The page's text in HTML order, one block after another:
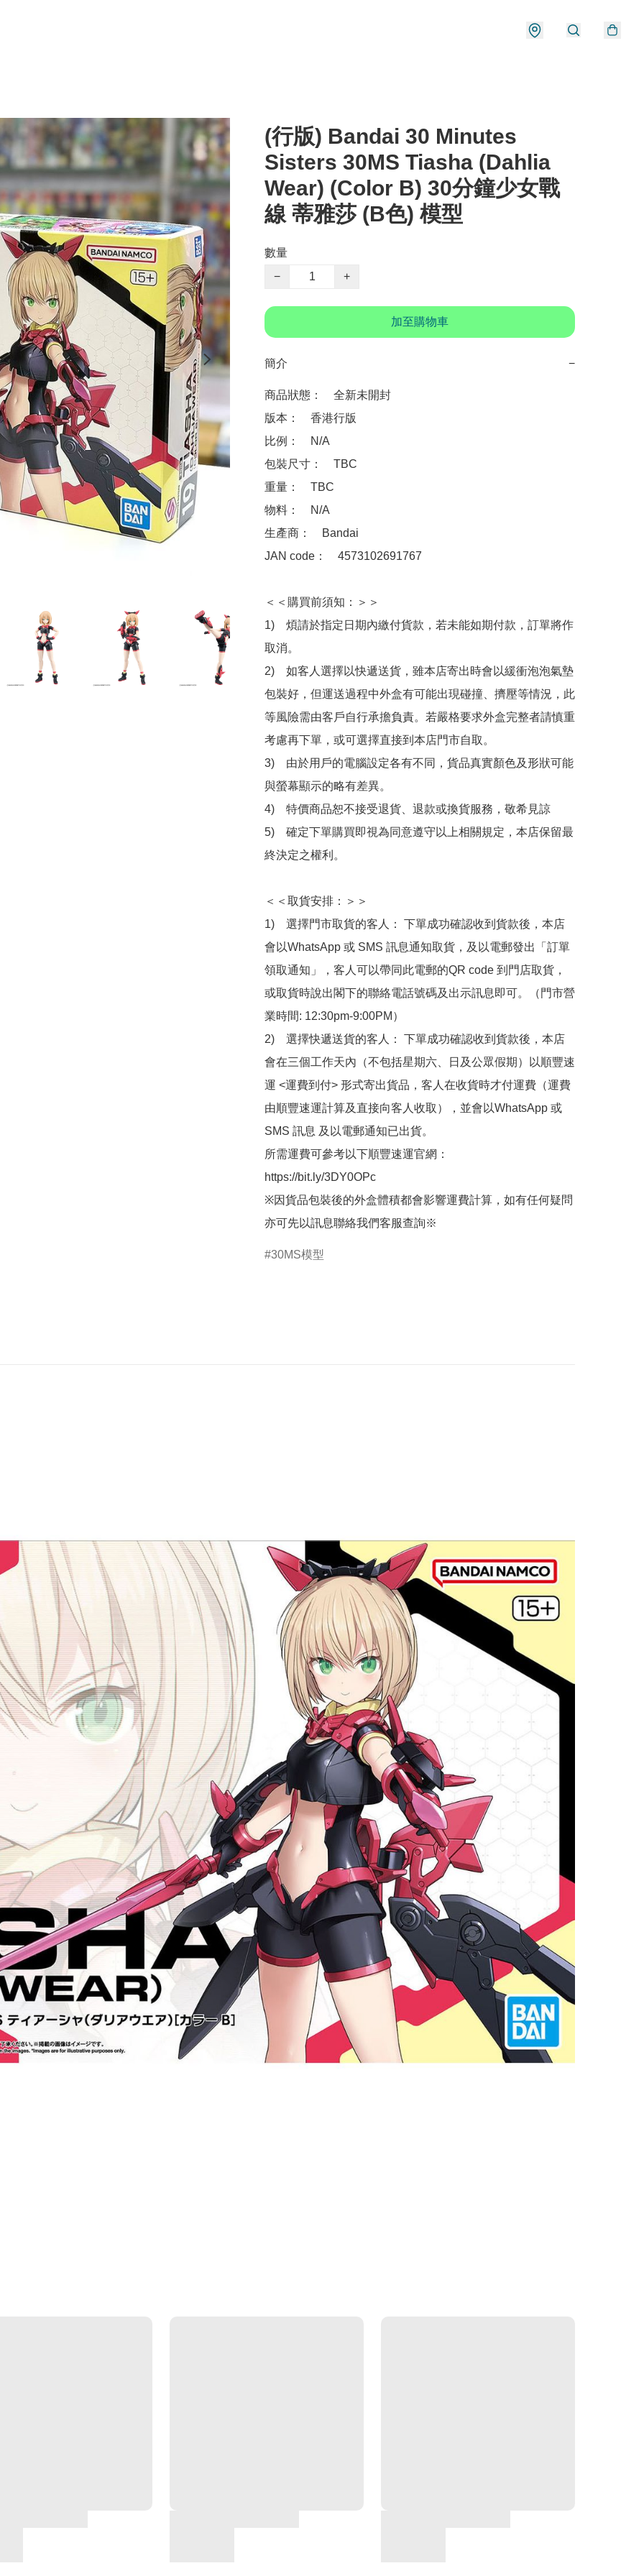
(行版) Bandai 30 Minutes
Sisters 30MS Tiasha (Dahlia
Wear) (Color B) 30分鐘少女戰
線 蒂雅莎 (B色) 模型
數量
−
+
加至購物車
簡介 −
商品狀態：　全新未開封
版本：　香港行版
比例：　N/A
包裝尺寸：　TBC
重量：　TBC
物料：　N/A
生產商：　Bandai
JAN code：　4573102691767
＜＜購買前須知：＞＞
1)　煩請於指定日期內繳付貨款，若未能如期付款，訂單將作
取消。
2)　如客人選擇以快遞送貨，雖本店寄出時會以緩衝泡泡氣墊
包裝好，但運送過程中外盒有可能出現碰撞、擠壓等情況，此
等風險需由客戶自行承擔負責。若嚴格要求外盒完整者請慎重
考慮再下單，或可選擇直接到本店門市自取。
3)　由於用戶的電腦設定各有不同，貨品真實顏色及形狀可能
與螢幕顯示的略有差異。
4)　特價商品恕不接受退貨、退款或換貨服務，敬希見諒
5)　確定下單購買即視為同意遵守以上相關規定，本店保留最
終決定之權利。
＜＜取貨安排：＞＞
1)　選擇門市取貨的客人： 下單成功確認收到貨款後，本店
會以WhatsApp 或 SMS 訊息通知取貨，及以電郵發出「訂單
領取通知」，客人可以帶同此電郵的QR code 到門店取貨，
或取貨時說出閣下的聯絡電話號碼及出示訊息即可。（門市營
業時間: 12:30pm-9:00PM）
2)　選擇快遞送貨的客人： 下單成功確認收到貨款後，本店
會在三個工作天內（不包括星期六、日及公眾假期）以順豐速
運 <運費到付> 形式寄出貨品，客人在收貨時才付運費（運費
由順豐速運計算及直接向客人收取），並會以WhatsApp 或
SMS 訊息 及以電郵通知已出貨。
所需運費可參考以下順豐速運官網：
https://bit.ly/3DY0OPc
※因貨品包裝後的外盒體積都會影響運費計算，如有任何疑問
亦可先以訊息聯絡我們客服查詢※
30MS模型